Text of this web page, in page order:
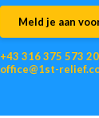
Meld je aan
+43 316 375 573 20
office@1st-